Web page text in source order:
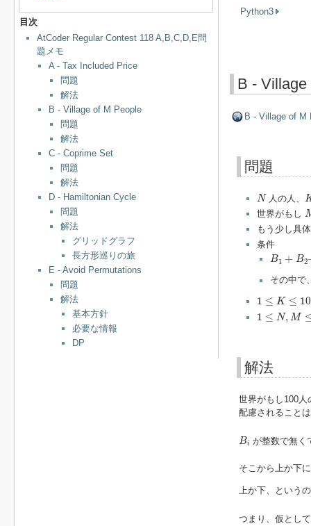
目次
AtCoder Regular Contest 118 A,B,C,D,E問
題メモ
A - Tax Included Price
問題
解法
B - Village of M People
問題
解法
C - Coprime Set
問題
解法
D - Hamiltonian Cycle
問題
解法
グリッドグラフ
長方形巡りの旅
E - Avoid Permutations
問題
解法
基本方針
必要な情報
DP
Python3
B -
B - Village of M
問題
N
N 人の人、 K
世界がもし
もう少し具
条件
B1 + B2
B1 +B 2+
その中で
1 ≤ K ≤ 10
≤10
1 ≤ N, M
M ≤10
解法
世界がもし100
配慮されること
Bi
Bi が整数で無く
そこから上か下
上か下、という
つまり、仮とし